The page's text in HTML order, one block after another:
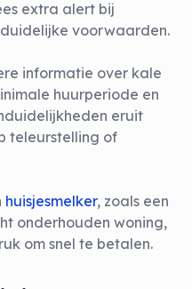
extra alert bij
voorwaarden.
informatie over kale
huurperiode en
eruit
teleurstelling of
huisjesmelker, zoals een
onderhouden woning,
om snel te betalen.